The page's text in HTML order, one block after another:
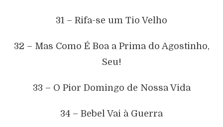
31 – Rifa-se um Tio Velho
32 – Mas Como É Boa a Prima do Agostinho,
Seu!
33 – O Pior Domingo de Nossa Vida
34 – Bebel Vai à Guerra